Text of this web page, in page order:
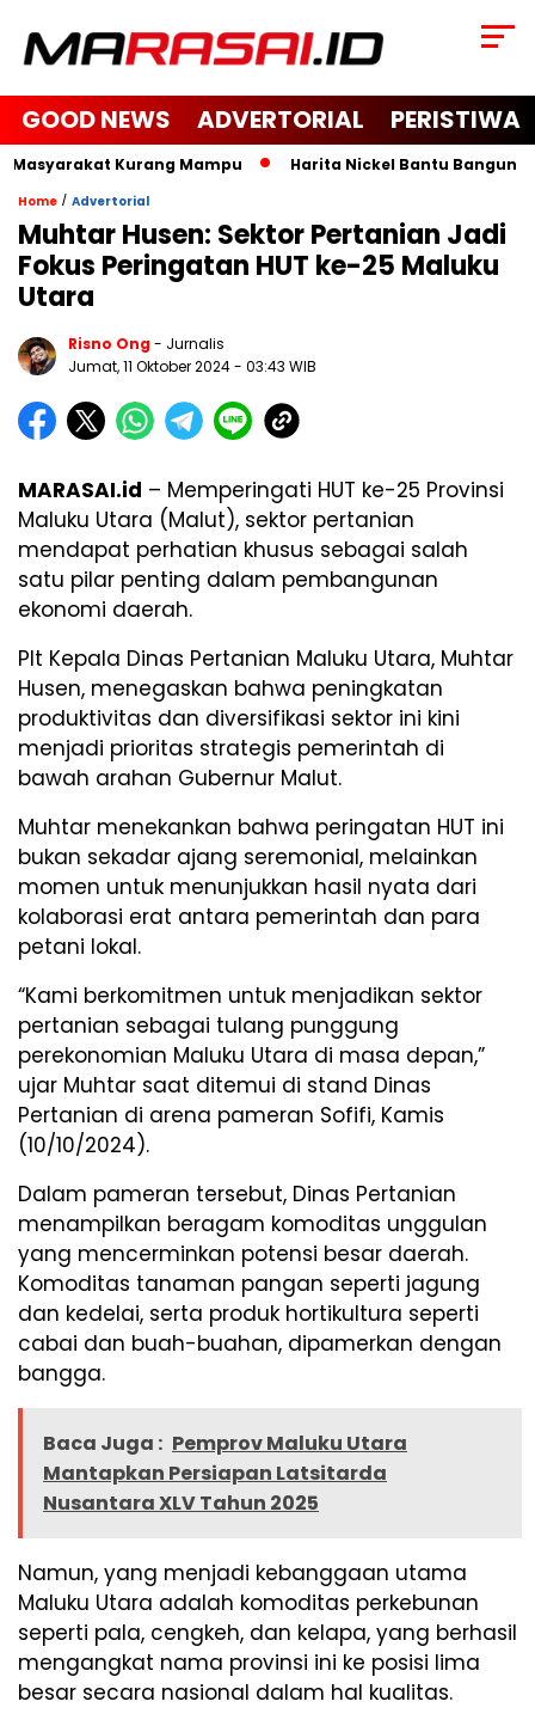
GOOD NEWS ADVERTORIAL PERISTIWA
Kurang Mampu Harita Nickel Bantu Bangun
Home / Advertorial
Muhtar Husen: Sektor Pertanian Jadi
Fokus Peringatan HUT ke-25 Maluku
Utara
Risno Ong- Jurnalis
Jumat, 11 Oktober 2024- 03:43 WIB
MARASAI.id – Memperingati HUT ke-25 Provinsi
Maluku Utara (Malut), sektor pertanian
mendapat perhatian khusus sebagai salah
satu pilar penting dalam pembangunan
ekonomi daerah.
Plt Kepala Dinas Pertanian Maluku Utara, Muhtar
Husen, menegaskan bahwa peningkatan
produktivitas dan diversifikasi sektor ini kini
menjadi prioritas strategis pemerintah di
bawah arahan Gubernur Malut.
Muhtar menekankan bahwa peringatan HUT ini
bukan sekadar ajang seremonial, melainkan
momen untuk menunjukkan hasil nyata dari
kolaborasi erat antara pemerintah dan para
petani lokal.
“Kami berkomitmen untuk menjadikan sektor
pertanian sebagai tulang punggung
perekonomian Maluku Utara di masa depan,”
ujar Muhtar saat ditemui di stand Dinas
Pertanian di arena pameran Sofifi, Kamis
(10/10/2024).
Dalam pameran tersebut, Dinas Pertanian
menampilkan beragam komoditas unggulan
yang mencerminkan potensi besar daerah.
Komoditas tanaman pangan seperti jagung
dan kedelai, serta produk hortikultura seperti
cabai dan buah-buahan, dipamerkan dengan
bangga.
Baca Juga : Pemprov Maluku Utara
Mantapkan Persiapan Latsitarda
Nusantara XLV Tahun 2025
Namun, yang menjadi kebanggaan utama
Maluku Utara adalah komoditas perkebunan
seperti pala, cengkeh, dan kelapa, yang berhasil
mengangkat nama provinsi ini ke posisi lima
besar secara nasional dalam hal kualitas.